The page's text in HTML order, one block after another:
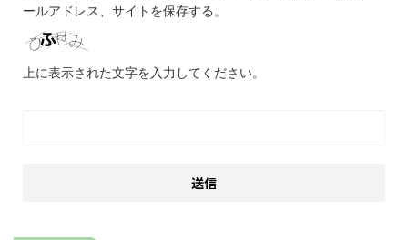
ールアドレス、サイトを保存する。
上に表示された文字を入力してください。